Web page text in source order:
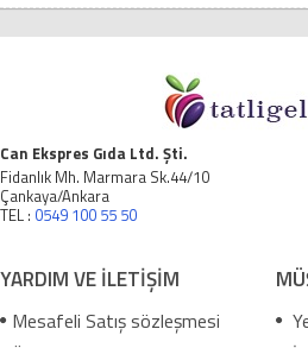
Can Ekspres Gıda Ltd. Şti.
Fidanlık Mh. Marmara Sk.44/10
Çankaya/Ankara
TEL : 0549 100 55 50
YARDIM VE İLETİŞİM
Mesafeli Satış sözleşmesi